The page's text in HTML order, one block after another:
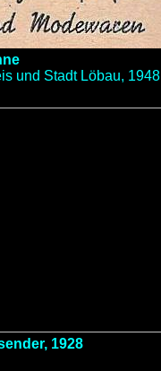
und Stadt Löbau, 1948
1928